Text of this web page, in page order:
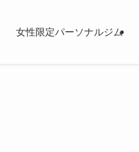
女性限定パーソナルジム